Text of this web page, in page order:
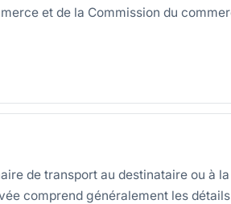
et de la Commission du
de transport au destinataire ou à
comprend généralement les